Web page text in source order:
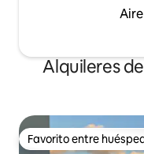
Alquileres
Favorito entre
Favorito entre